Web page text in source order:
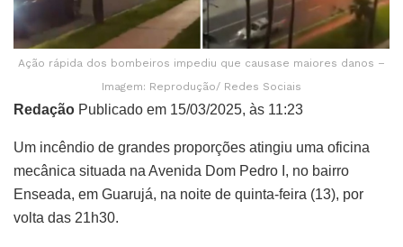
Ação rápida dos bombeiros impediu que causase maiores danos –
Imagem: Reprodução/ Redes Sociais
Redação Publicado em 15/03/2025, às 11:23
Um incêndio de grandes proporções atingiu uma oficina
mecânica situada na Avenida Dom Pedro I, no bairro
Enseada, em Guarujá, na noite de quinta-feira (13), por
volta das 21h30.